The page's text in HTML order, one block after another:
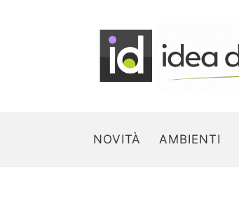
NOVITÀ AMBIENTI